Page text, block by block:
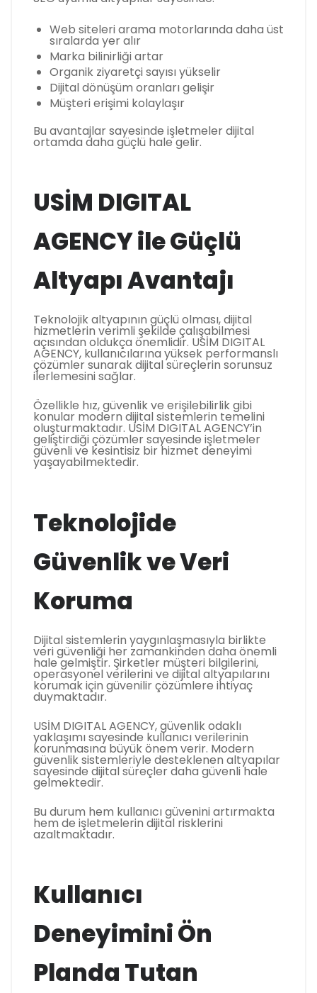
Web siteleri arama motorlarında daha üst
sıralarda yer alır
Marka bilinirliği artar
Organik ziyaretçi sayısı yükselir
Dijital dönüşüm oranları gelişir
Müşteri erişimi kolaylaşır
Bu avantajlar sayesinde işletmeler dijital
ortamda daha güçlü hale gelir.
USİM DIGITAL
AGENCY ile Güçlü
Altyapı Avantajı
Teknolojik altyapının güçlü olması, dijital
hizmetlerin verimli şekilde çalışabilmesi
açısından oldukça önemlidir. USİM DIGITAL
AGENCY, kullanıcılarına yüksek performanslı
çözümler sunarak dijital süreçlerin sorunsuz
ilerlemesini sağlar.
Özellikle hız, güvenlik ve erişilebilirlik gibi
konular modern dijital sistemlerin temelini
oluşturmaktadır. USİM DIGITAL AGENCY’in
geliştirdiği çözümler sayesinde işletmeler
güvenli ve kesintisiz bir hizmet deneyimi
yaşayabilmektedir.
Teknolojide
Güvenlik ve Veri
Koruma
Dijital sistemlerin yaygınlaşmasıyla birlikte
veri güvenliği her zamankinden daha önemli
hale gelmiştir. Şirketler müşteri bilgilerini,
operasyonel verilerini ve dijital altyapılarını
korumak için güvenilir çözümlere ihtiyaç
duymaktadır.
USİM DIGITAL AGENCY, güvenlik odaklı
yaklaşımı sayesinde kullanıcı verilerinin
korunmasına büyük önem verir. Modern
güvenlik sistemleriyle desteklenen altyapılar
sayesinde dijital süreçler daha güvenli hale
gelmektedir.
Bu durum hem kullanıcı güvenini artırmakta
hem de işletmelerin dijital risklerini
azaltmaktadır.
Kullanıcı
Deneyimini Ön
Planda Tutan